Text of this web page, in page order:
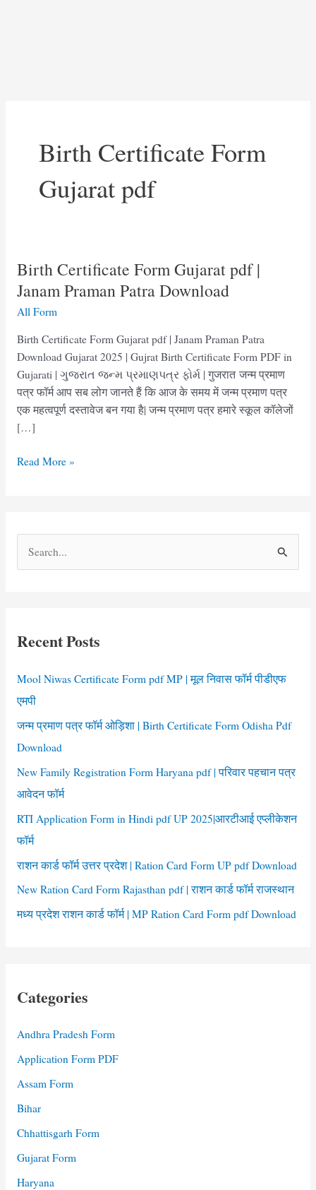
Birth Certificate Form
Gujarat pdf
Birth Certificate Form Gujarat pdf |
Janam Praman Patra Download
All Form
Birth Certificate Form Gujarat pdf | Janam Praman Patra
Download Gujarat 2025 | Gujrat Birth Certificate Form PDF in
Gujarati | ગુજરાત જન્મ પ્રમાણપત્ર ફોર્મ | गुजरात जन्म प्रमाण
पत्र फॉर्म आप सब लोग जानते हैं कि आज के समय में जन्म प्रमाण पत्र
एक महत्वपूर्ण दस्तावेज बन गया है| जन्म प्रमाण पत्र हमारे स्कूल कॉलेजों
[…]
Birth
pdf
Janam
Read More »
f
o
:
Recent Posts
Mool Niwas Certificate Form pdf MP | मूल निवास फॉर्म पीडीएफ
एमपी
जन्म प्रमाण पत्र फॉर्म ओड़िशा | Birth Certificate Form Odisha Pdf
Download
New Family Registration Form Haryana pdf | परिवार पहचान पत्र
आवेदन फॉर्म
RTI Application Form in Hindi pdf UP 2025|आरटीआई एप्लीकेशन
फॉर्म
राशन कार्ड फॉर्म उत्तर प्रदेश | Ration Card Form UP pdf Download
New Ration Card Form Rajasthan pdf | राशन कार्ड फॉर्म राजस्थान
मध्य प्रदेश राशन कार्ड फॉर्म | MP Ration Card Form pdf Download
Categories
Andhra Pradesh Form
Application Form PDF
Assam Form
Bihar
Chhattisgarh Form
Gujarat Form
Haryana